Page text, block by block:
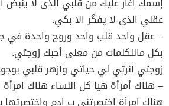
عقلي الذى لا يفگر الا بكي.
– عقل واحد قلب واحد وروح واحدة في
بكل ماللكلمات من معنى أحبك زوجتي.
زوجتي أنرتي لي حياتي وأزهر قلبي
– هناك أمرأة هيا كل النساء هناك
هناك امرأة اختصرتني ب ادم